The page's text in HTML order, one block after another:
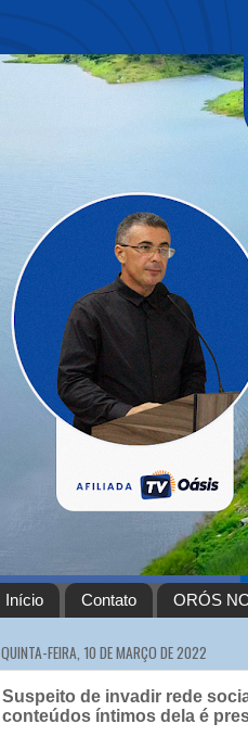
Início Contato ORÓS
QUINTA-FEIRA, 10 DE MARÇO DE 2022
Suspeito de invadir rede
conteúdos íntimos dela é